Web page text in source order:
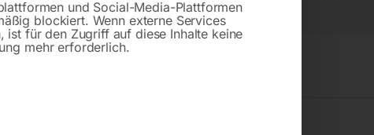
und Social-Media-Plattformen
blockiert. Wenn externe Services
ist für den Zugriff auf diese Inhalte keine
mehr erforderlich.